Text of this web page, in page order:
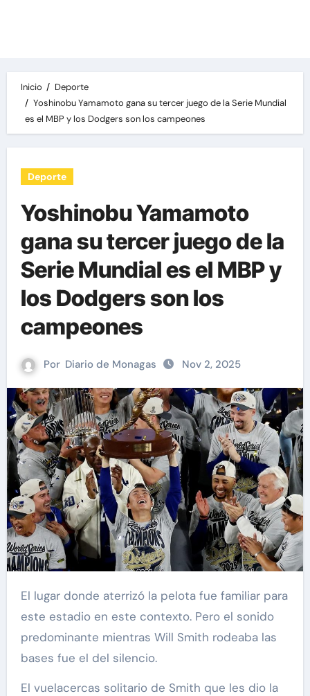
Inicio
Deporte
Yoshinobu Yamamoto gana su tercer juego de la Serie Mundial
es el MBP y los Dodgers son los campeones
Deporte
Yoshinobu Yamamoto
gana su tercer juego de la
Serie Mundial es el MBP y
los Dodgers son los
campeones
Por Diario de Monagas Nov 2, 2025
El lugar donde aterrizó la pelota fue familiar para
este estadio en este contexto. Pero el sonido
predominante mientras Will Smith rodeaba las
bases fue el del silencio.
El vuelacercas solitario de Smith que les dio la